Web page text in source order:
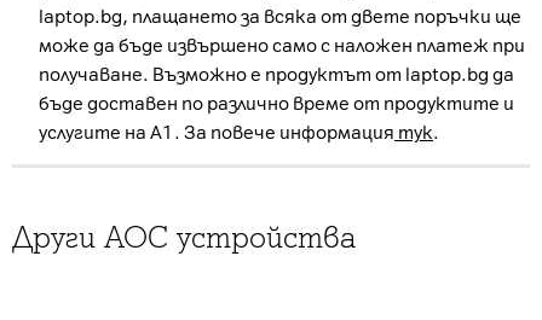
laptop.bg, плащането за всяка от двете поръчки ще
може да бъде извършено само с наложен платеж при
получаване. Възможно е продуктът от laptop.bg да
бъде доставен по различно време от продуктите и
услугите на А1. За повече информация тук.
Други AOC устройства